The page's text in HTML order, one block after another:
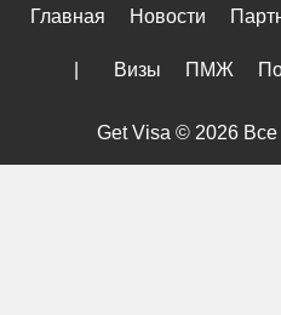
Главная Новости
Визы ПМЖ
Get Visa © 2026